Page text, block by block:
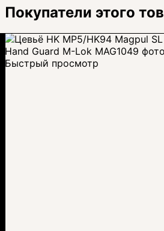
Покупатели этого
Быстрый просмотр